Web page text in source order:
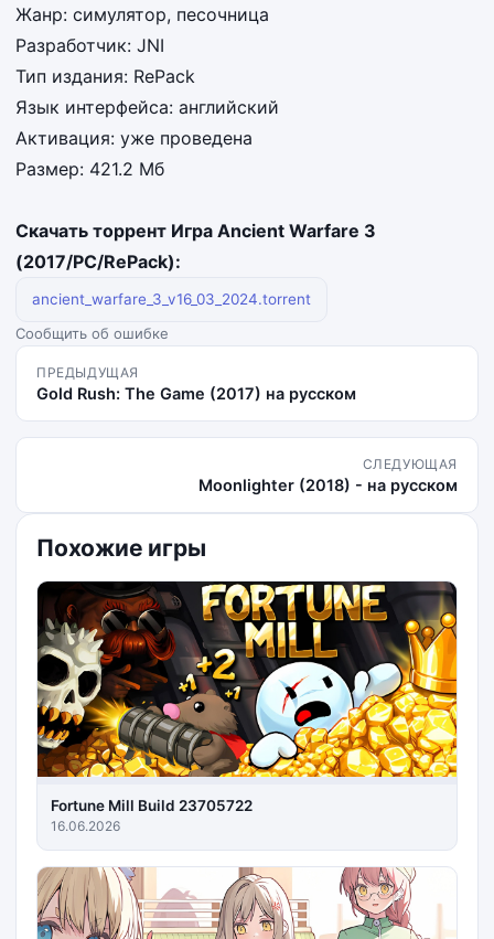
Жанр: симулятор, песочница
Разработчик: JNI
Тип издания: RePack
Язык интерфейса: английский
Активация: уже проведена
Размер: 421.2 Мб
Скачать торрент Игра Ancient Warfare 3
(2017/PC/RePack):
ancient_warfare_3_v16_03_2024.torrent
Сообщить об ошибке
ПРЕДЫДУЩАЯ
Gold Rush: The Game (2017) на русском
СЛЕДУЮЩАЯ
Moonlighter (2018) - на русском
Похожие игры
Fortune Mill Build 23705722
16.06.2026